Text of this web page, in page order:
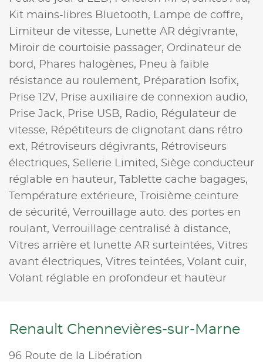
Kit mains-libres Bluetooth,
Lampe de coffre,
Limiteur de vitesse,
Lunette AR dégivrante,
Miroir de courtoisie passager, Ordinateur de
bord, Phares halogènes, Pneu à faible
résistance au roulement, Préparation Isofix,
Prise 12V, Prise auxiliaire de connexion audio,
Prise Jack, Prise USB, Radio, Régulateur de
vitesse, Répétiteurs de clignotant dans rétro
ext, Rétroviseurs dégivrants, Rétroviseurs
électriques, Sellerie Limited, Siège conducteur
réglable en hauteur,
Tablette cache bagages,
Température extérieure,
Troisième ceinture
de sécurité, Verrouillage auto. des portes en
roulant, Verrouillage centralisé à distance,
Vitres arrière et lunette AR surteintées, Vitres
avant électriques, Vitres teintées, Volant cuir,
Volant réglable en profondeur et hauteur
Renault Chennevières-sur-Marne
96 Route de la Libération